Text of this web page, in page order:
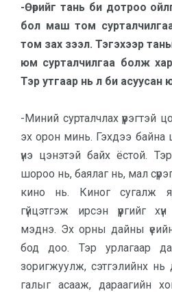
-Өөрийг тань би дотроо
бол маш том сур­­талчилгаа
том зах зээл. Тэгэхээр
юм суртал­чилгаа болж
Тэр утгаар нь л би асуу­сан
-Миний сурталчлах
эх орон минь. Гэхдээ байна
үнэ цэнэтэй байх ёстой.
шороо нь, баялаг нь, мал
кино нь. Киног сугалж
гүйцэтгэж ирсэн үүргийг
мэднэ. Эх орны дайны
бод доо. Тэр урлагаар
зоригжуулж, сэтгэлийнх нь
галыг асааж, дараагийн